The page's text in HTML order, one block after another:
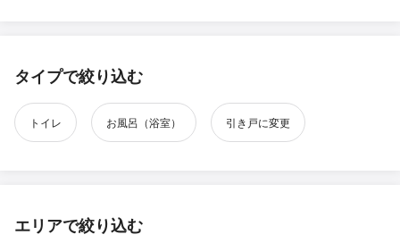
タイプで絞り込む
トイレ お風呂（浴室） 引き戸に変更
エリアで絞り込む